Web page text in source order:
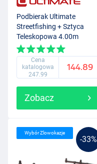
Podbierak Ultimate
Streetfishing + Sztyca
Teleskopowa 4.00m
Cena
katalogowa
247.99
144.89
Zobacz
-33%
Wybór Zlowokazje